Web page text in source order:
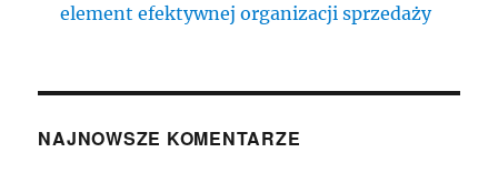
element efektywnej organizacji sprzedaży
NAJNOWSZE KOMENTARZE